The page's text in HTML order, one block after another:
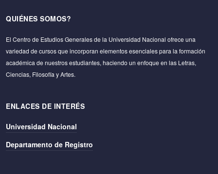
QUIÉNES SOMOS?
El Centro de Estudios Generales de la Universidad Nacional ofrece una
variedad de cursos que incorporan elementos esenciales para la formación
académica de nuestros estudiantes, haciendo un enfoque en las Letras,
Ciencias, Filosofía y Artes.
ENLACES DE INTERÉS
Universidad Nacional
Departamento de Registro